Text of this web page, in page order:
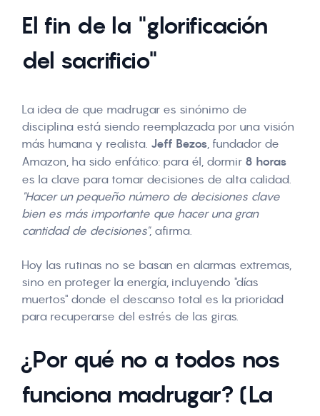
El fin de la "glorificación
del sacrificio"
La idea de que madrugar es sinónimo de
disciplina está siendo reemplazada por una visión
más humana y realista. Jeff Bezos, fundador de
Amazon, ha sido enfático: para él, dormir 8 horas
es la clave para tomar decisiones de alta calidad.
"Hacer un pequeño número de decisiones clave
bien es más importante que hacer una gran
cantidad de decisiones", afirma.
Hoy las rutinas no se basan en alarmas extremas,
sino en proteger la energía, incluyendo "días
muertos" donde el descanso total es la prioridad
para recuperarse del estrés de las giras.
¿Por qué no a todos nos
funciona madrugar? (La